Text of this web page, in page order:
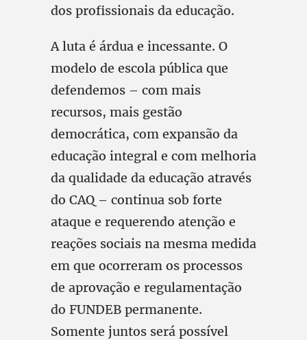
dos profissionais da educação.
A luta é árdua e incessante. O
modelo de escola pública que
defendemos – com mais
recursos, mais gestão
democrática, com expansão da
educação integral e com melhoria
da qualidade da educação através
do CAQ – continua sob forte
ataque e requerendo atenção e
reações sociais na mesma medida
em que ocorreram os processos
de aprovação e regulamentação
do FUNDEB permanente.
Somente juntos será possível